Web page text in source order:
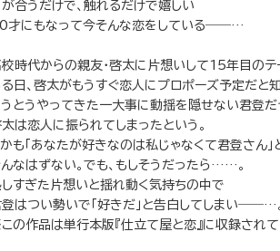
合うだけで、触れるだけで嬉しい
才にもなって今そんな恋をしている――…
時代からの親友・啓太に片想いして15年目のテ
日、啓太がもうすぐ恋人にプロポーズ予定だと知
とうやってきた一大事に動揺を隠せない君登だ
は恋人に振られてしまったという。
も「あなたが好きなのは私じゃなくて君登さん」
なはずない。でも、もしそうだったら……。
すぎた片想いと揺れ動く気持ちの中で
はつい勢いで「好きだ」と告白してしまい――…
の作品は単行本版『仕立て屋と恋』に収録されて